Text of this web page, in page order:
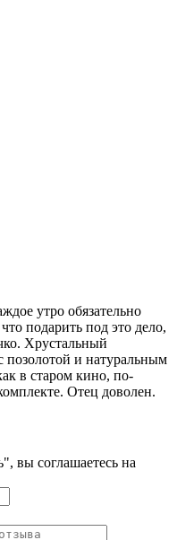
утро обязательно
подарить под это дело,
Хрустальный
позолотой и натуральным
в старом кино, по-
Отец доволен.
вы соглашаетесь на